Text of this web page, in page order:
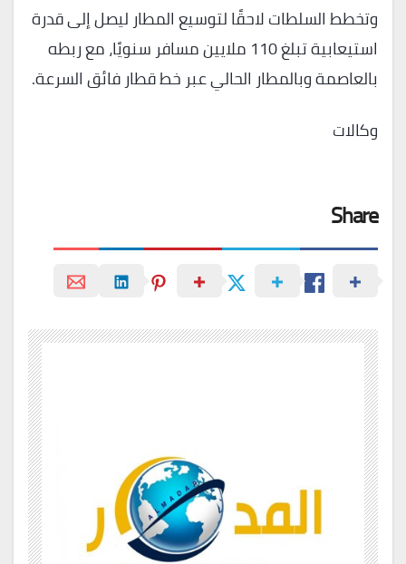
وتخطط السلطات لاحقًا لتوسيع المطار ليصل إلى قدرة
استيعابية تبلغ 110 ملايين مسافر سنويًا، مع ربطه
بالعاصمة وبالمطار الحالي عبر خط قطار فائق السرعة.
وكالات
Share